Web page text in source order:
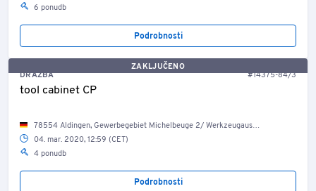
6 ponudb
Podrobnosti
ZAKLJUČENO
DRAŽBA
#14375-84/3
tool cabinet CP
78554 Aldingen, Gewerbegebiet Michelbeuge 2/ Werkzeugausgabe
04. mar. 2020, 12:59 (CET)
4 ponudb
Podrobnosti